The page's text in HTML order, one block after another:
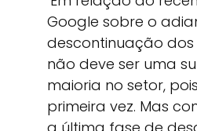
Google sobre o
descontinuação dos
não deve ser uma
maioria no setor,
primeira vez. Mas